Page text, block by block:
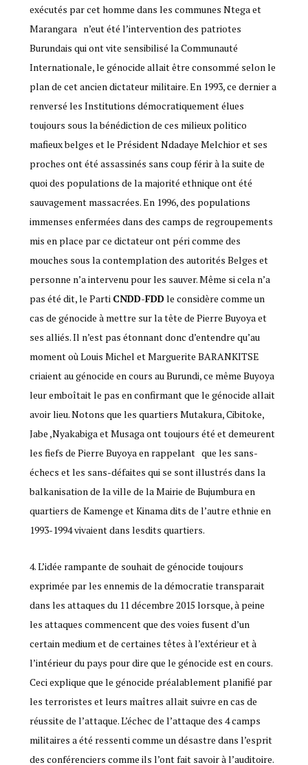
exécutés par cet homme dans les communes Ntega et
Marangara n’eut été l’intervention des patriotes
Burundais qui ont vite sensibilisé la Communauté
Internationale, le génocide allait être consommé selon le
plan de cet ancien dictateur militaire. En 1993, ce dernier a
renversé les Institutions démocratiquement élues
toujours sous la bénédiction de ces milieux politico
mafieux belges et le Président Ndadaye Melchior et ses
proches ont été assassinés sans coup férir à la suite de
quoi des populations de la majorité ethnique ont été
sauvagement massacrées. En 1996, des populations
immenses enfermées dans des camps de regroupements
mis en place par ce dictateur ont péri comme des
mouches sous la contemplation des autorités Belges et
personne n’a intervenu pour les sauver. Même si cela n’a
pas été dit, le Parti CNDD-FDDle considère comme un
cas de génocide à mettre sur la tête de Pierre Buyoya et
ses alliés. Il n’est pas étonnant donc d’entendre qu’au
moment où Louis Michel et Marguerite BARANKITSE
criaient au génocide en cours au Burundi, ce même Buyoya
leur emboîtait le pas en confirmant que le génocide allait
avoir lieu. Notons que les quartiers Mutakura, Cibitoke,
Jabe ,Nyakabiga et Musaga ont toujours été et demeurent
les fiefs de Pierre Buyoya en rappelant que les sans-
échecs et les sans-défaites qui se sont illustrés dans la
balkanisation de la ville de la Mairie de Bujumbura en
quartiers de Kamenge et Kinama dits de l’autre ethnie en
1993-1994 vivaient dans lesdits quartiers.
L’idée rampante de souhait de génocide toujours
exprimée par les ennemis de la démocratie transparait
dans les attaques du 11 décembre 2015 lorsque, à peine
les attaques commencent que des voies fusent d’un
certain medium et de certaines têtes à l’extérieur et à
l’intérieur du pays pour dire que le génocide est en cours.
Ceci explique que le génocide préalablement planifié par
les terroristes et leurs maîtres allait suivre en cas de
réussite de l’attaque. L’échec de l’attaque des 4 camps
militaires a été ressenti comme un désastre dans l’esprit
des conférenciers comme ils l’ont fait savoir à l’auditoire.